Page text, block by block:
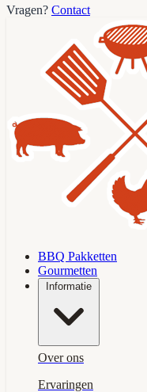
Vragen? Contact
BBQ Pakketten
Gourmetten
Informatie
Over ons
Ervaringen